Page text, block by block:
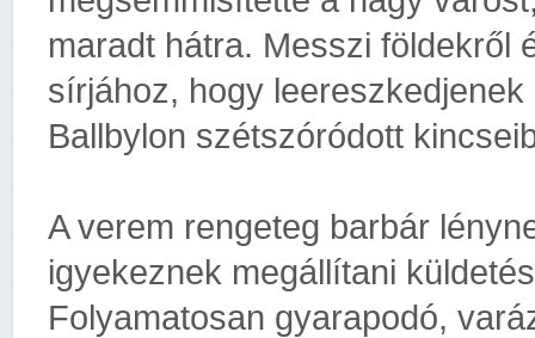
maradt hátra. Messzi földekről
sírjához, hogy
Ballbylon szétszóródott
A verem rengeteg barbár
igyekeznek megállítani
Folyamatosan gyarapodó,